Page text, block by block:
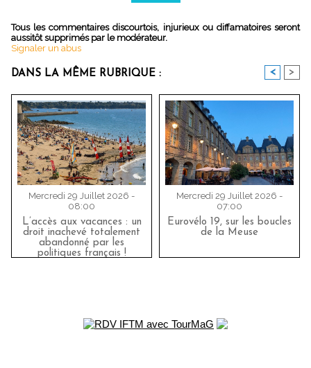
Tous les commentaires discourtois, injurieux ou diffamatoires seront
aussitôt supprimés par le modérateur.
Signaler un abus
DANS LA MÊME RUBRIQUE : < >
Mercredi 29 Juillet 2026 -
08:00
L’accès aux vacances : un
droit inachevé totalement
abandonné par les
politiques français !
Mercredi 29 Juillet 2026 -
07:00
Eurovélo 19, sur les boucles
de la Meuse